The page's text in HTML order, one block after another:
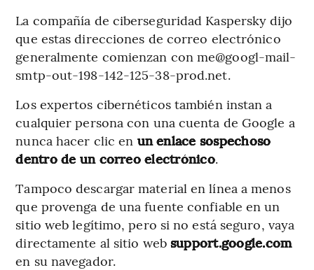
La compañía de ciberseguridad Kaspersky dijo
que estas direcciones de correo electrónico
generalmente comienzan con me@googl-mail-
smtp-out-198-142-125-38-prod.net.
Los expertos cibernéticos también instan a
cualquier persona con una cuenta de Google a
nunca hacer clic en un enlace sospechoso
dentro de un correo electrónico.
Tampoco descargar material en línea a menos
que provenga de una fuente confiable en un
sitio web legítimo, pero si no está seguro, vaya
directamente al sitio web support.google.com
en su navegador.